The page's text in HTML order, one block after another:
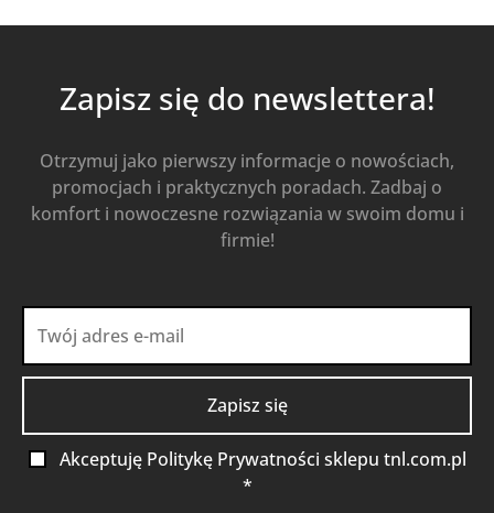
Zapisz się do newslettera!
Otrzymuj jako pierwszy informacje o nowościach,
promocjach i praktycznych poradach. Zadbaj o
komfort i nowoczesne rozwiązania w swoim domu i
firmie!
Akceptuję Politykę Prywatności sklepu tnl.com.pl
*